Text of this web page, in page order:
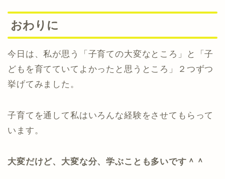
おわりに
今日は、私が思う「子育ての大変なところ」と「子
どもを育てていてよかったと思うところ」２つずつ
挙げてみました。
子育てを通して私はいろんな経験をさせてもらって
います。
大変だけど、大変な分、学ぶことも多いです＾＾